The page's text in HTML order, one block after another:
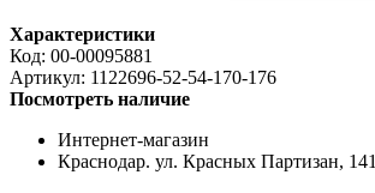
Характеристики
Код: 00-00095881
Артикул: 1122696-52-54-170-176
Посмотреть наличие
Интернет-магазин
Краснодар. ул. Красных Партизан, 141